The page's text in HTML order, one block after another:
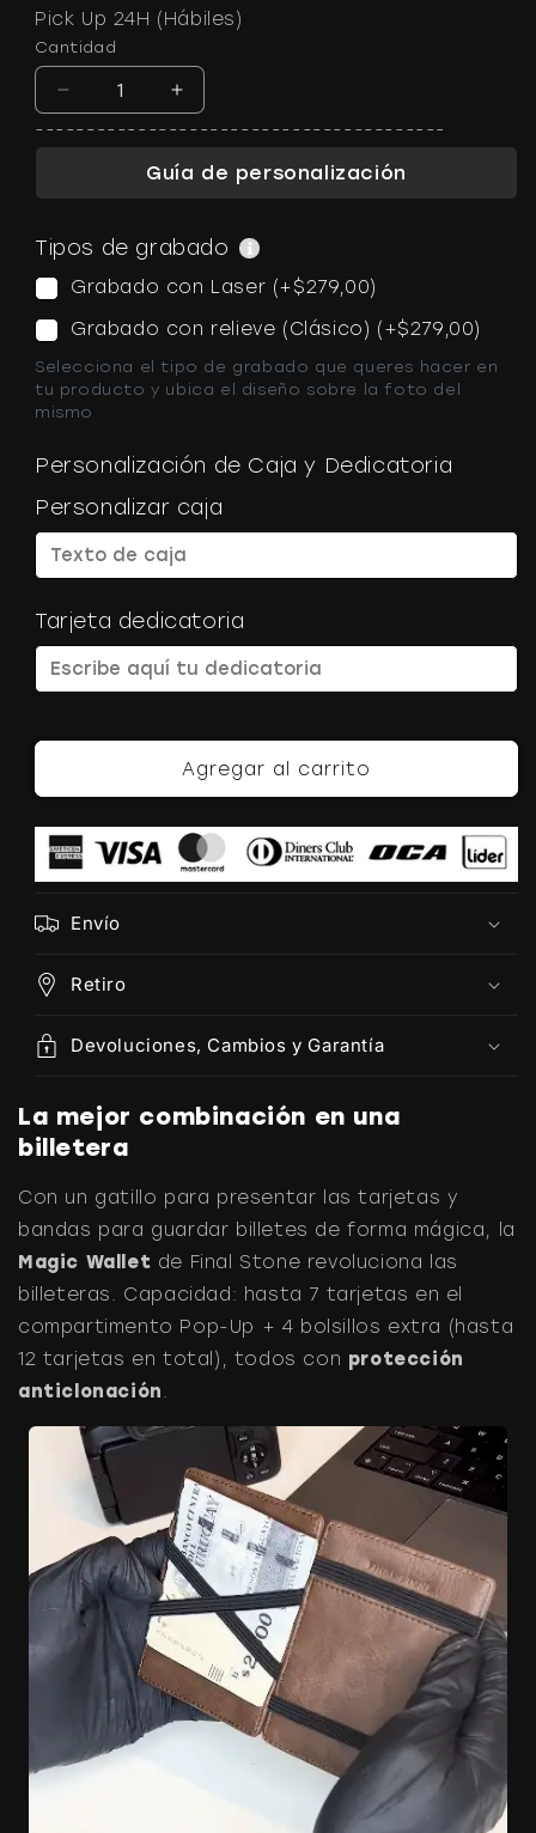
Pick Up 24H (Hábiles)
Cantidad
Reducir
cantidad
para
Stone™
Magic
Wallet
Aumentar
cantidad
para
Final
Stone™
Magic
Wallet
----------------------------------------
Guía de personalización
Tipos de grabado
Grabado con Laser (+$279,00)
Grabado con relieve (Clásico) (+$279,00)
Selecciona el tipo de grabado que queres hacer en
tu producto y ubica el diseño sobre la foto del
mismo
Personalización de Caja y Dedicatoria
Personalizar caja
Tarjeta dedicatoria
Agregar al carrito
Envío
Retiro
Devoluciones, Cambios y Garantía
La mejor combinación en una
billetera
Con un gatillo para presentar las tarjetas y
bandas para guardar billetes de forma mágica, la
Magic Wallet de Final Stone revoluciona las
billeteras. Capacidad: hasta 7 tarjetas en el
compartimento Pop-Up + 4 bolsillos extra (hasta
12 tarjetas en total), todos con protección
anticlonación.